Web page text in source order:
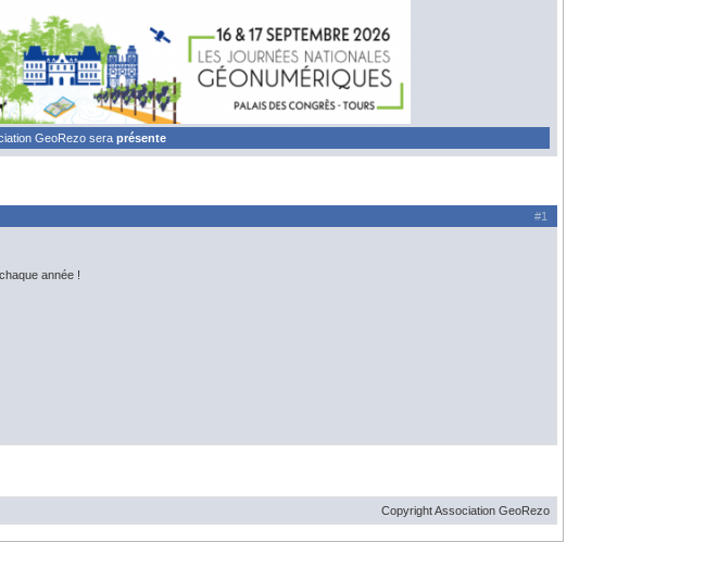
GeoRezo sera présente
#1
année !
Copyright Association GeoRezo